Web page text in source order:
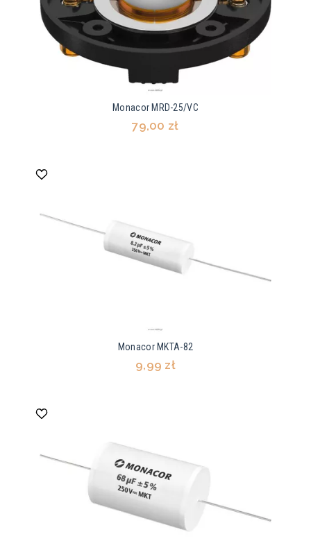
Monacor MRD-25/VC
79,00 zł
Monacor MKTA-82
9,99 zł